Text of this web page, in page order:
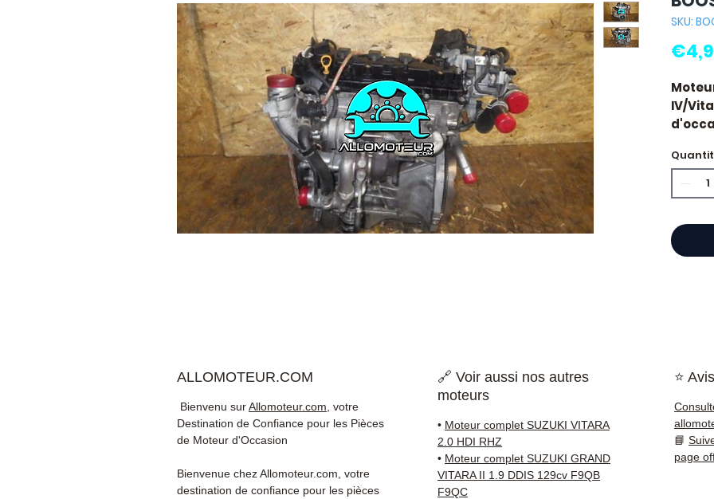
SKU:
IV/
ALLOMOTEUR.COM
Bienvenu surAllomoteur.com , votre
Destination de Confiance pour les Pièces
de Moteur d'Occasion
Bienvenue chez Allomoteur.com, votre
destination de confiance pour les pièces
🔗 Voir aussi nos autres
moteurs
• Moteur complet SUZUKI VITARA
2.0 HDI RHZ
• Moteur complet SUZUKI GRAND
VITARA II 1.9 DDIS 129cv F9QB
F9QC
⭐
📘
page